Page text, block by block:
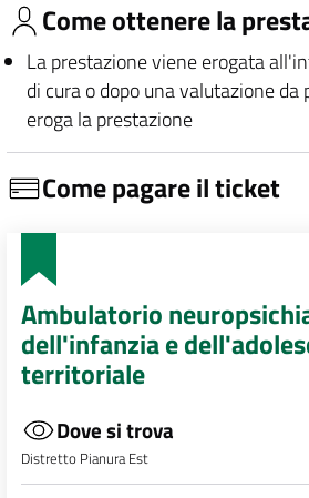
Come ottenere la
La prestazione viene erogata
di cura o dopo una valutazione
eroga la prestazione
Come pagare il ticket
Ambulatorio
dell'infanzia e
territoriale
Dove si trova
Distretto Pianura Est